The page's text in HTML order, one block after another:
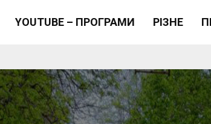
YOUTUBE – ПРОГРАМИ РІЗНЕ